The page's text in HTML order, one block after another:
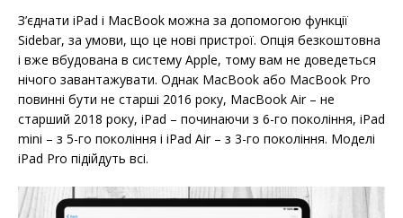
З’єднати iPad і MacBook можна за допомогою функції
Sidebar, за умови, що це нові пристрої. Опція безкоштовна
і вже вбудована в систему Apple, тому вам не доведеться
нічого завантажувати. Однак MacBook або MacBook Pro
повинні бути не старші 2016 року, MacBook Air – не
старший 2018 року, iPad – починаючи з 6-го покоління, iPad
mini – з 5-го покоління і iPad Air – з 3-го покоління. Моделі
iPad Pro підійдуть всі.